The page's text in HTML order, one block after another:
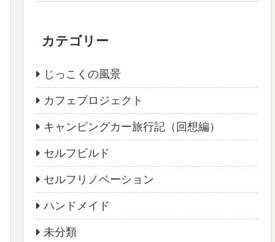
カテゴリー
じっこくの風景
カフェプロジェクト
キャンピングカー旅行記（回想編）
セルフビルド
セルフリノベーション
ハンドメイド
未分類